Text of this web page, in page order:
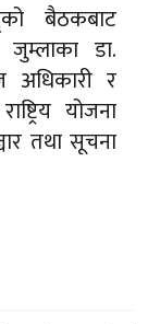
बैठकबाट
जुम्लाका डा.
अधिकारी र
योजना
तथा सूचना